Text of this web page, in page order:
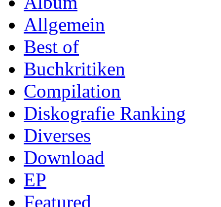
Allgemein
Best of
Buchkritiken
Compilation
Diskografie Ranking
Diverses
Download
EP
Featured